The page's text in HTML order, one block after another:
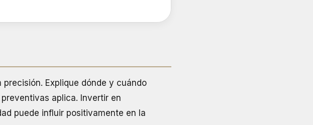
Explique dónde y cuándo
aplica. Invertir en
puede influir positivamente en la